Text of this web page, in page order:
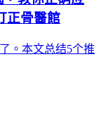
正骨醫館
。本文总结5个推